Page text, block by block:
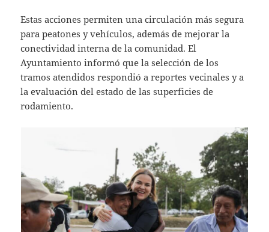
Estas acciones permiten una circulación más segura
para peatones y vehículos, además de mejorar la
conectividad interna de la comunidad. El
Ayuntamiento informó que la selección de los
tramos atendidos respondió a reportes vecinales y a
la evaluación del estado de las superficies de
rodamiento.